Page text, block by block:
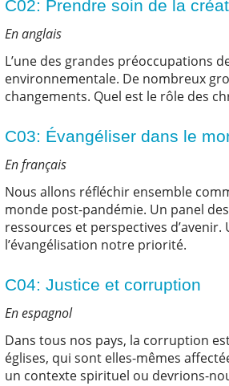
C02: Prendre soin de la
En anglais
L’une des grandes préoccupations
environnementale. De nombreux
changements. Quel est le rôle des
C03: Évangéliser dans le
En français
Nous allons réfléchir ensemble
monde post-pandémie. Un panel
ressources et perspectives
l’évangélisation notre priorité.
C04: Justice et corruption
En espagnol
Dans tous nos pays, la corruption
églises, qui sont elles-mêmes
un contexte spirituel ou devrions-